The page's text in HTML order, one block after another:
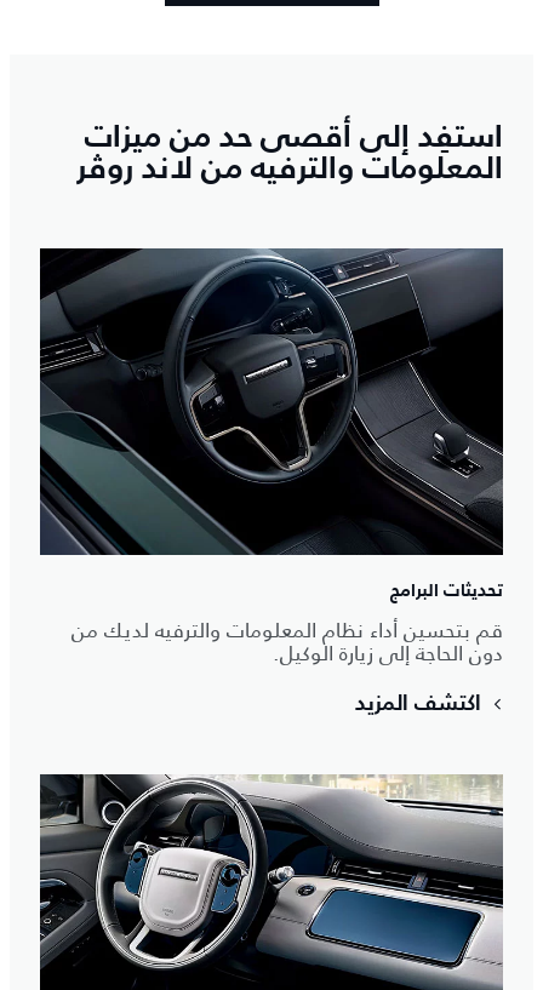
استفِد إلى أقصى حد من ميزات
المعلومات والترفيه من لاند روڤر
تحديثات البرامج
قم بتحسين أداء نظام المعلومات والترفيه لديك من
دون الحاجة إلى زيارة الوكيل.
اكتشف المزيد